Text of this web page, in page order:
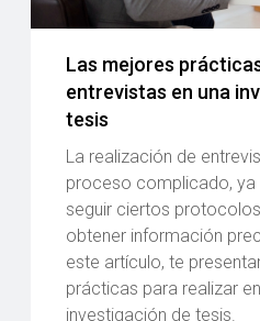
Las mejores
entrevistas en una
tesis
La realización de
proceso complicado, ya
seguir ciertos
obtener información
este artículo, te
prácticas para realizar
investigación de tesis.